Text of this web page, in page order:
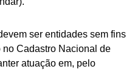
ser entidades sem fins
no Cadastro Nacional de
atuação em, pelo